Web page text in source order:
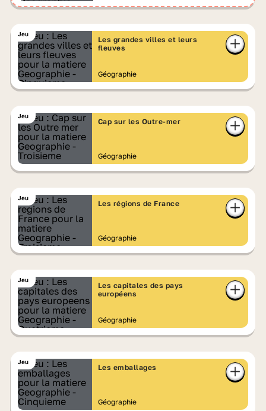
Jeu
Les grandes villes et leurs
fleuves
Géographie
Jeu
Cap sur les Outre-mer
Géographie
Jeu
Les régions de France
Géographie
Jeu
Les capitales des pays
européens
Géographie
Jeu
Les emballages
Géographie